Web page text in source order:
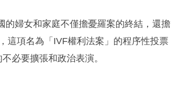
的婦女和家庭不僅擔憂羅案的終結，還擔
這項名為「IVF權利法案」的程序性投票
必要擴張和政治表演。